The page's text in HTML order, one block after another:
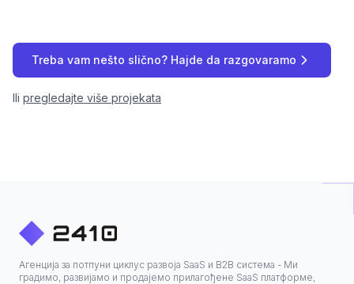
Treba vam nešto slično? Hajde da razgovaramo
Ili pregledajte više projekata
Агенција за потпуни циклус развоја SaaS и B2B система - Ми
градимо, развијамо и продајемо прилагођене SaaS платформе,